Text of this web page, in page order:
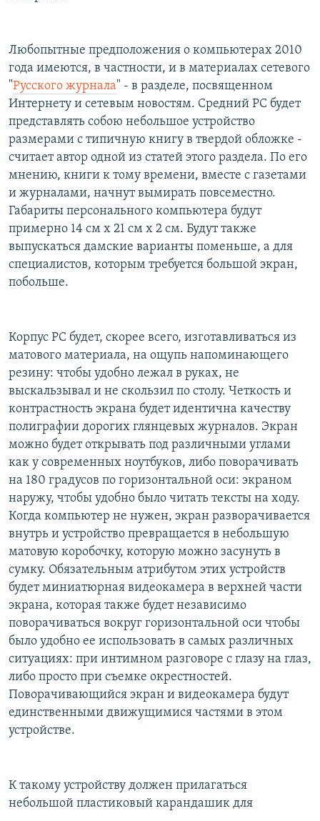
Любопытные предположения о компьютерах 2010
года имеются, в частности, и в материалах сетевого
"Русского журнала" - в разделе, посвященном
Интернету и сетевым новостям. Средний PC будет
представлять собою небольшое устройство
размерами с типичную книгу в твердой обложке -
считает автор одной из статей этого раздела. По его
мнению, книги к тому времени, вместе с газетами
и журналами, начнут вымирать повсеместно.
Габариты персонального компьютера будут
примерно 14 см х 21 см х 2 см. Будут также
выпускаться дамские варианты поменьше, а для
специалистов, которым требуется большой экран,
побольше.
Корпус PC будет, скорее всего, изготавливаться из
матового материала, на ощупь напоминающего
резину: чтобы удобно лежал в руках, не
выскальзывал и не скользил по столу. Четкость и
контрастность экрана будет идентична качеству
полиграфии дорогих глянцевых журналов. Экран
можно будет открывать под различными углами
как у современных ноутбуков, либо поворачивать
на 180 градусов по горизонтальной оси: экраном
наружу, чтобы удобно было читать тексты на ходу.
Когда компьютер не нужен, экран разворачивается
внутрь и устройство превращается в небольшую
матовую коробочку, которую можно засунуть в
сумку. Обязательным атрибутом этих устройств
будет миниатюрная видеокамера в верхней части
экрана, которая также будет независимо
поворачиваться вокруг горизонтальной оси чтобы
было удобно ее использовать в самых различных
ситуациях: при интимном разговоре с глазу на глаз,
либо просто при съемке окрестностей.
Поворачивающийся экран и видеокамера будут
единственными движущимися частями в этом
устройстве.
К такому устройству должен прилагаться
небольшой пластиковый карандашик для